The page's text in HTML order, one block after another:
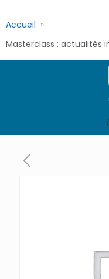
Accueil
Masterclass : actualités